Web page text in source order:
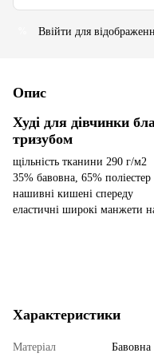
Ввійти для
Опис
Худі для дівчинки
тризубом
щільність тканини 290 г/м2
35% бавовна, 65% поліестер
нашивні кишені спереду
еластичні широкі манжети
Характеристики
Матеріал
Бавовна